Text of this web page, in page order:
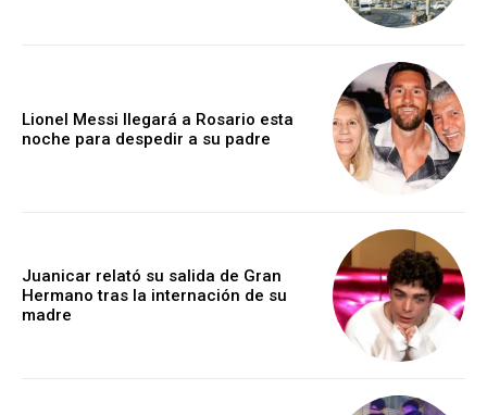
Lionel Messi llegará a Rosario esta
noche para despedir a su padre
Juanicar relató su salida de Gran
Hermano tras la internación de su
madre